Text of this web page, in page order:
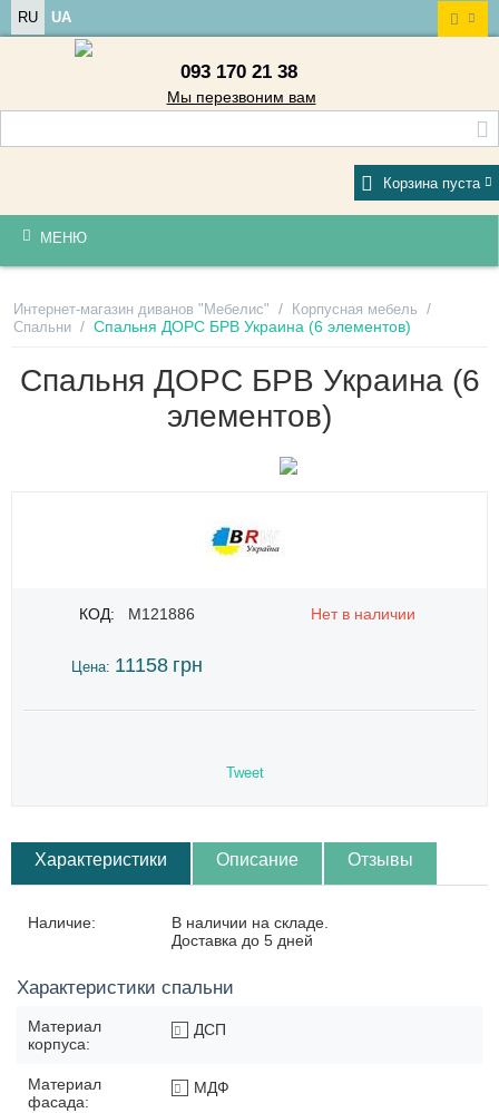
RU UA
093 170 21 38
Мы перезвоним вам
Корзина пуста
МЕНЮ
Интернет-магазин диванов "Мебелис" / Корпусная мебель /
Спальни / Спальня ДОРС БРВ Украина (6 элементов)
Спальня ДОРС БРВ Украина (6
элементов)
КОД: M121886 Нет в наличии
Цена: 11158 грн
Tweet
Характеристики Описание Отзывы
Наличие:
В наличии на складе.
Доставка до 5 дней
Характеристики спальни
Материал
корпуса:
ДСП
Материал
фасада:
МДФ